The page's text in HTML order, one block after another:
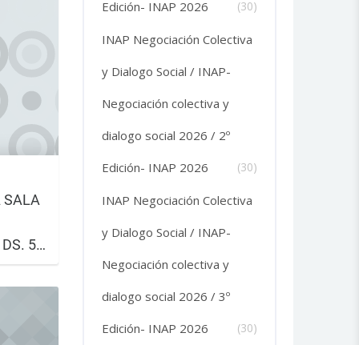
SALA
5º
del
Edición- INAP 2026
(30)
INAP Negociación Colectiva
y Dialogo Social / INAP-
Negociación colectiva y
dialogo social 2026 / 2º
Edición- INAP 2026
(30)
INAP Negociación Colectiva
y Dialogo Social / INAP-
Negociación colectiva y
dialogo social 2026 / 3º
Edición- INAP 2026
(30)